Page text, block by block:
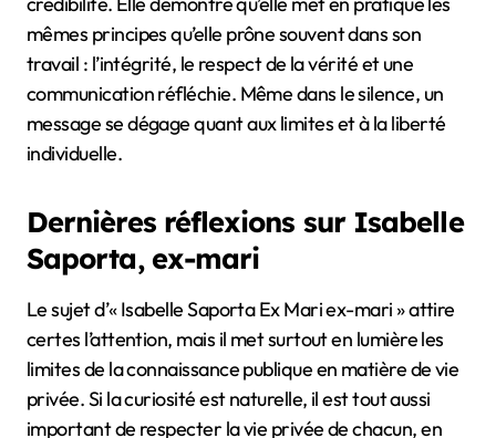
mêmes principes qu’elle prône souvent dans son
travail : l’intégrité, le respect de la vérité et une
communication réfléchie. Même dans le silence, un
message se dégage quant aux limites et à la liberté
individuelle.
Dernières réflexions sur Isabelle
Saporta, ex-mari
Le sujet d’« Isabelle Saporta Ex Mari ex-mari » attire
certes l’attention, mais il met surtout en lumière les
limites de la connaissance publique en matière de vie
privée. Si la curiosité est naturelle, il est tout aussi
important de respecter la vie privée de chacun, en